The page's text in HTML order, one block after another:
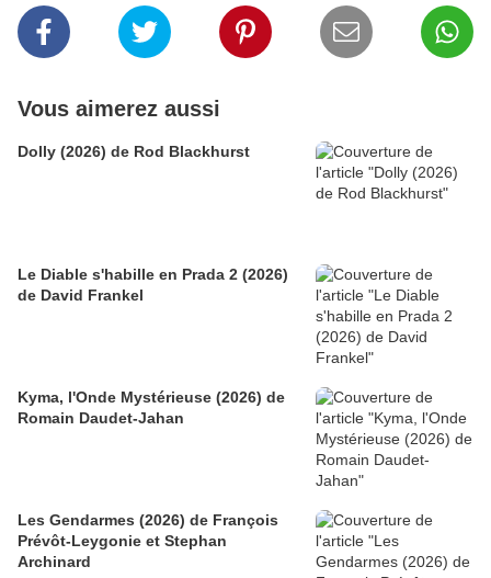
Vous aimerez aussi
Dolly (2026) de Rod Blackhurst
Le Diable s'habille en Prada 2 (2026)
de David Frankel
Kyma, l'Onde Mystérieuse (2026) de
Romain Daudet-Jahan
Les Gendarmes (2026) de François
Prévôt-Leygonie et Stephan
Archinard